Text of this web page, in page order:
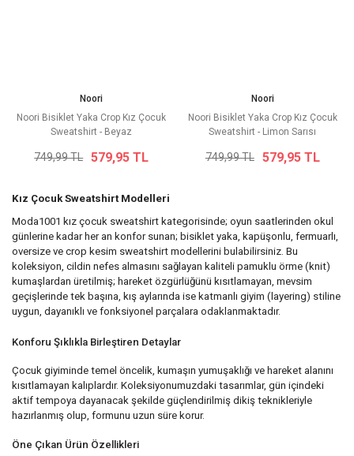
Noori
Noori Bisiklet Yaka Crop Kız Çocuk
Sweatshirt - Beyaz
749,99 TL 579,95 TL
Noori
Noori Bisiklet Yaka Crop Kız Çocuk
Sweatshirt - Limon Sarısı
749,99 TL 579,95 TL
Kız Çocuk Sweatshirt Modelleri
Moda1001 kız çocuk sweatshirt kategorisinde; oyun saatlerinden okul
günlerine kadar her an konfor sunan; bisiklet yaka, kapüşonlu, fermuarlı,
oversize ve crop kesim sweatshirt modellerini bulabilirsiniz. Bu
koleksiyon, cildin nefes almasını sağlayan kaliteli pamuklu örme (knit)
kumaşlardan üretilmiş; hareket özgürlüğünü kısıtlamayan, mevsim
geçişlerinde tek başına, kış aylarında ise katmanlı giyim (layering) stiline
uygun, dayanıklı ve fonksiyonel parçalara odaklanmaktadır.
Konforu Şıklıkla Birleştiren Detaylar
Çocuk giyiminde temel öncelik, kumaşın yumuşaklığı ve hareket alanını
kısıtlamayan kalıplardır. Koleksiyonumuzdaki tasarımlar, gün içindeki
aktif tempoya dayanacak şekilde güçlendirilmiş dikiş teknikleriyle
hazırlanmış olup, formunu uzun süre korur.
Öne Çıkan Ürün Özellikleri